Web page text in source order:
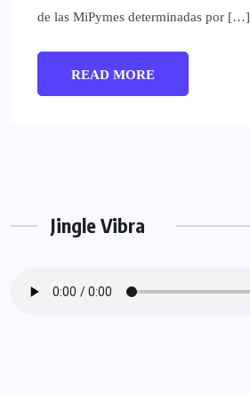
de las MiPymes determinadas por […]
READ MORE
Jingle Vibra